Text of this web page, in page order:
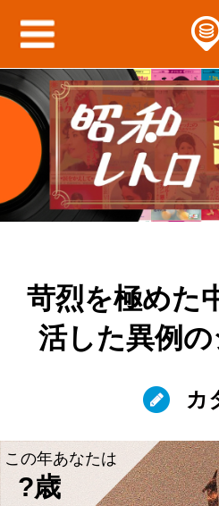
苛烈を極めた
活した異例
カ
この年あなたは
?歳